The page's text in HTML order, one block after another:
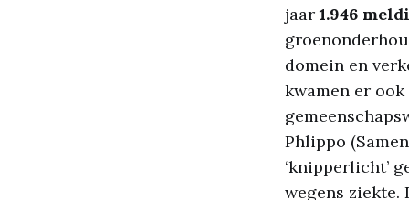
jaar 1.946
domein en
kwamen er
Phlippo
‘knipperlicht’
wegens ziekte.